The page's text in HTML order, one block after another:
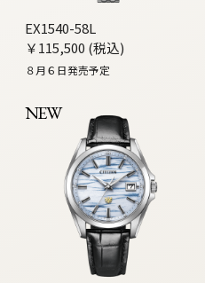
EX1540-58L
￥115,500 (税込)
８月６日発売予定
NEW